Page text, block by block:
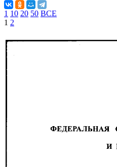
1 10 20 50 ВСЕ
1 2